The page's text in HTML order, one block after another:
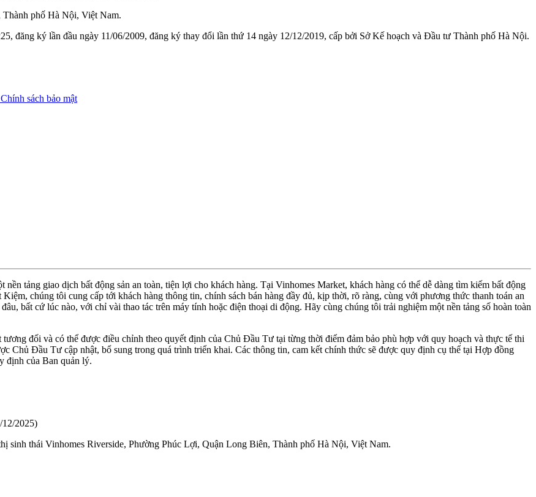
phố Hà Nội, Việt Nam.
đăng ký lần đầu ngày 11/06/2009, đăng ký thay đổi lần thứ 14 ngày 12/12/2019, cấp bởi Sở Kế hoạch và Đầu tư Thành phố Hà Nội.
Chính sách bảo mật
tảng giao dịch bất động sản an toàn, tiện lợi cho khách hàng. Tại Vinhomes Market, khách hàng có thể dễ dàng tìm kiếm bất động
chúng tôi cung cấp tới khách hàng thông tin, chính sách bán hàng đầy đủ, kịp thời, rõ ràng, cùng với phương thức thanh toán an
bất cứ lúc nào, với chỉ vài thao tác trên máy tính hoặc điện thoại di động. Hãy cùng chúng tôi trải nghiệm một nền tảng số hoàn toàn
đối và có thể được điều chỉnh theo quyết định của Chủ Đầu Tư tại từng thời điểm đảm bảo phù hợp với quy hoạch và thực tế thi
Chủ Đầu Tư cập nhật, bổ sung trong quá trình triển khai. Các thông tin, cam kết chính thức sẽ được quy định cụ thể tại Hợp đồng
định của Ban quản lý.
2025)
thái Vinhomes Riverside, Phường Phúc Lợi, Quận Long Biên, Thành phố Hà Nội, Việt Nam.